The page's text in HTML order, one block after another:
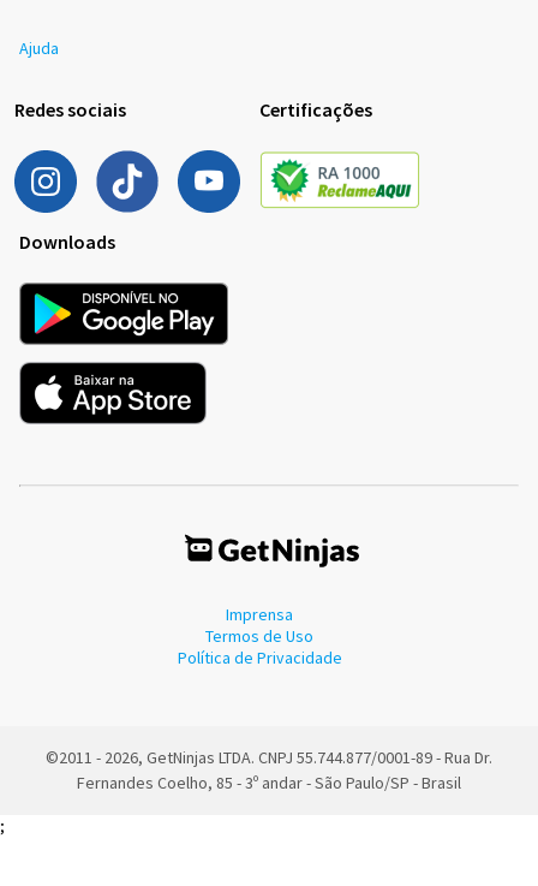
Ajuda
Redes sociais Certificações
Downloads
Imprensa
Termos de Uso
Política de Privacidade
©2011 - 2026, GetNinjas LTDA. CNPJ 55.744.877/0001-89 - Rua Dr.
Fernandes Coelho, 85 - 3º andar - São Paulo/SP - Brasil
;